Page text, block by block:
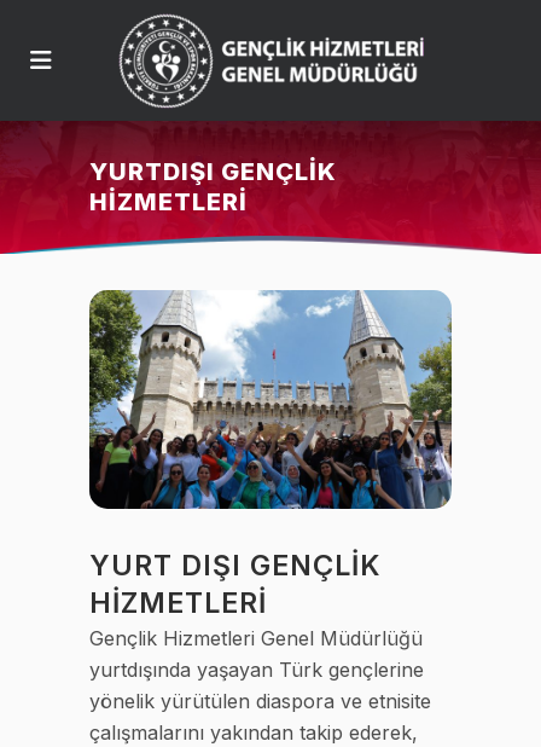
YURTDIŞI GENÇLIK
HIZMETLERI
YURT DIŞI GENÇLİK
HİZMETLERİ
Gençlik Hizmetleri Genel Müdürlüğü
yurtdışında yaşayan Türk gençlerine
yönelik yürütülen diaspora ve etnisite
çalışmalarını yakından takip ederek,